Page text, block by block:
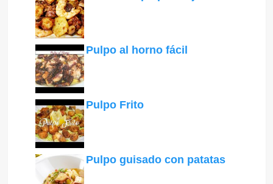
Pulpo al horno fácil
Pulpo Frito
Pulpo guisado con patatas